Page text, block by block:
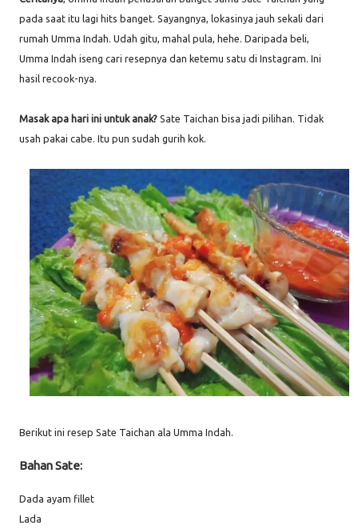
pada saat itu lagi hits banget. Sayangnya, lokasinya jauh sekali dari
rumah Umma Indah. Udah gitu, mahal pula, hehe. Daripada beli,
Umma Indah iseng cari resepnya dan ketemu satu di Instagram. Ini
hasil recook-nya.
Masak apa hari ini untuk anak? Sate Taichan bisa jadi pilihan. Tidak
usah pakai cabe. Itu pun sudah gurih kok.
Berikut ini resep Sate Taichan ala Umma Indah.
Bahan Sate:
Dada ayam fillet
Lada